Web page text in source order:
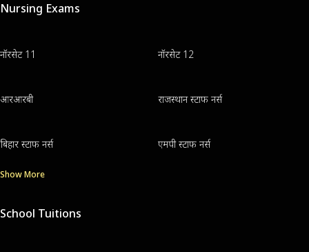
Nursing Exams
नॉरसेट 11 नॉरसेट 12
आरआरबी राजस्थान स्टाफ नर्स
बिहार स्टाफ नर्स एमपी स्टाफ नर्स
Show More
School Tuitions